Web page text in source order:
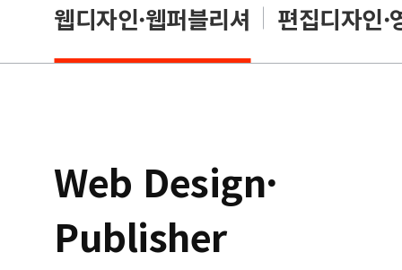
웹디자인·웹퍼블리셔 편집디자인·
Web Design·
Publisher